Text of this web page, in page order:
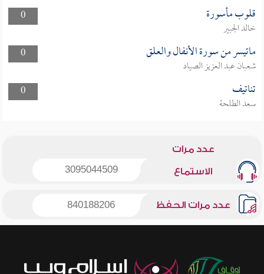
0
قلوب مأسورة
خالد الجبير
0
ماتيسر من سورة الأنفال والعلق
شعبان عبد العزيز الصياد
0
تناتيف
سعد الطلحة
عدد مرات
الاستماع 3095044509
عدد مرات الحفظ 840188206